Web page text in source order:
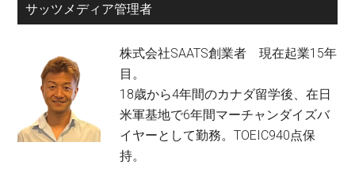
サッツメディア管理者
株式会社SAATS創業者 現在起業15年
目。
18歳から4年間のカナダ留学後、在日
米軍基地で6年間マーチャンダイズバ
イヤーとして勤務。TOEIC940点保
持。